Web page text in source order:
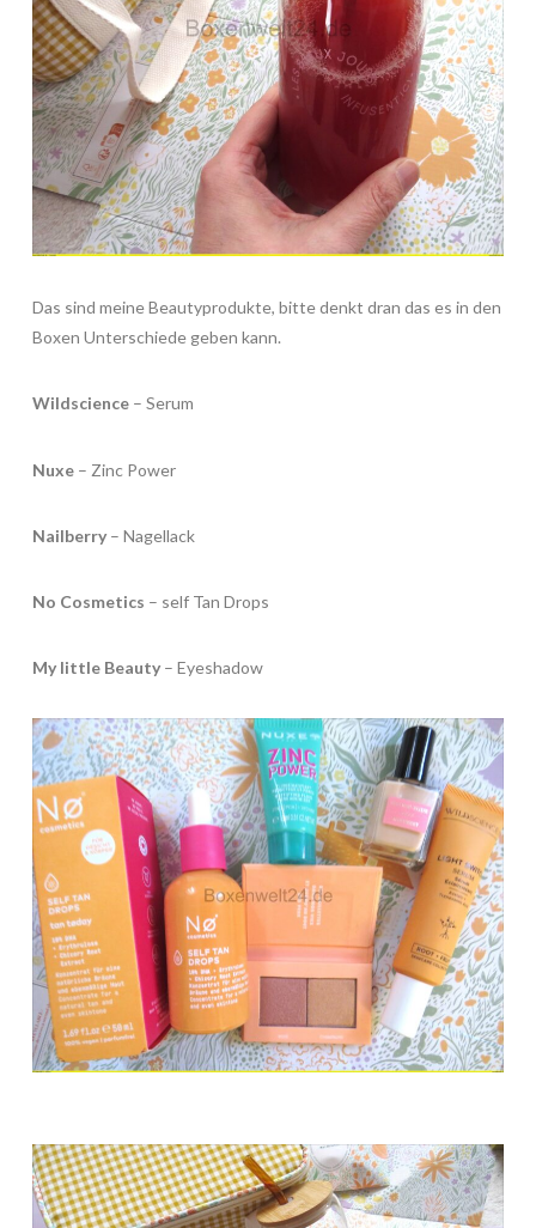
Das sind meine Beautyprodukte, bitte denkt dran das es in den
Boxen Unterschiede geben kann.
Wildscience– Serum
Nuxe– Zinc Power
Nailberry– Nagellack
No Cosmetics – self Tan Drops
My little Beauty– Eyeshadow